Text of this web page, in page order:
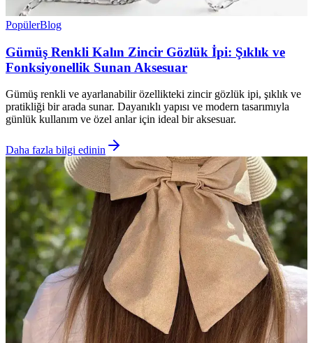
PopülerBlog
Gümüş Renkli Kalın Zincir Gözlük İpi: Şıklık ve
Fonksiyonellik Sunan Aksesuar
Gümüş renkli ve ayarlanabilir özellikteki zincir gözlük ipi, şıklık ve
pratikliği bir arada sunar. Dayanıklı yapısı ve modern tasarımıyla
günlük kullanım ve özel anlar için ideal bir aksesuar.
Daha fazla bilgi edinin